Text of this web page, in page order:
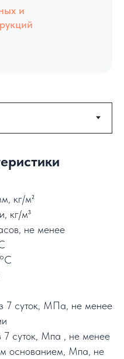
и
кг/м²
кг/м³
не менее
7 суток, МПа, не менее
7 суток, Мпа , не менее
основанием, Мпа, не